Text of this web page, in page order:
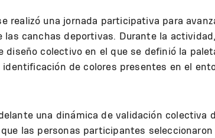
realizó una jornada participativa para
canchas deportivas. Durante la
diseño colectivo en el que se definió la
de colores presentes en el
una dinámica de validación colectiva
las personas participantes